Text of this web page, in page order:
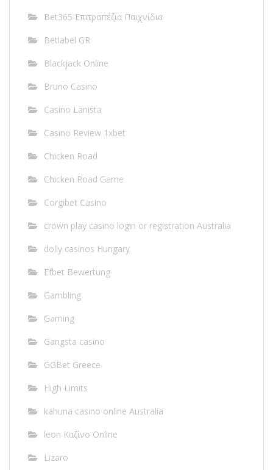
Bet365 Επιτραπέζια Παιχνίδια
Betlabel GR
Blackjack Online
Bruno Casino
Casino Lanista
Casino Review 1xbet
Chicken Road
Chicken Road Game
Corgibet Casino
crown play casino login or registration Australia
dolly casinos Hungary
Efbet Bewertung
Gambling
Gaming
Gangsta casino
GGBet Greece
High Limits
kahuna casino online Australia
leon Καζίνο Online
Lizaro